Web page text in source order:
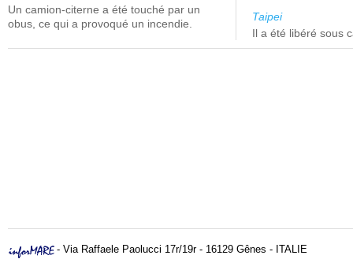
Un camion-citerne a été touché par un
obus, ce qui a provoqué un incendie.
Taipei
Il a été libéré sous
- Via Raffaele Paolucci 17r/19r - 16129 Gênes - ITALIE